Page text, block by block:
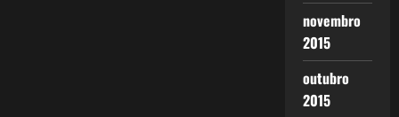
novembro
2015
outubro
2015